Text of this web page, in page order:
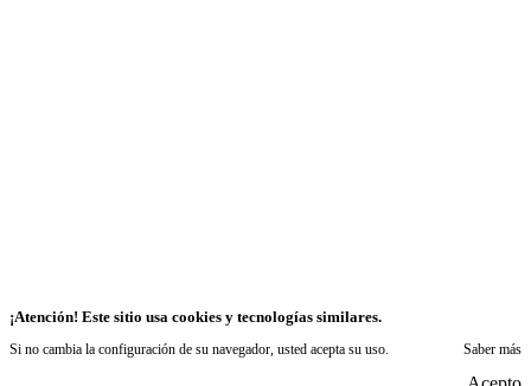
¡Atención! Este sitio usa cookies y tecnologías similares.
Si no cambia la configuración de su navegador, usted acepta su uso. Saber más